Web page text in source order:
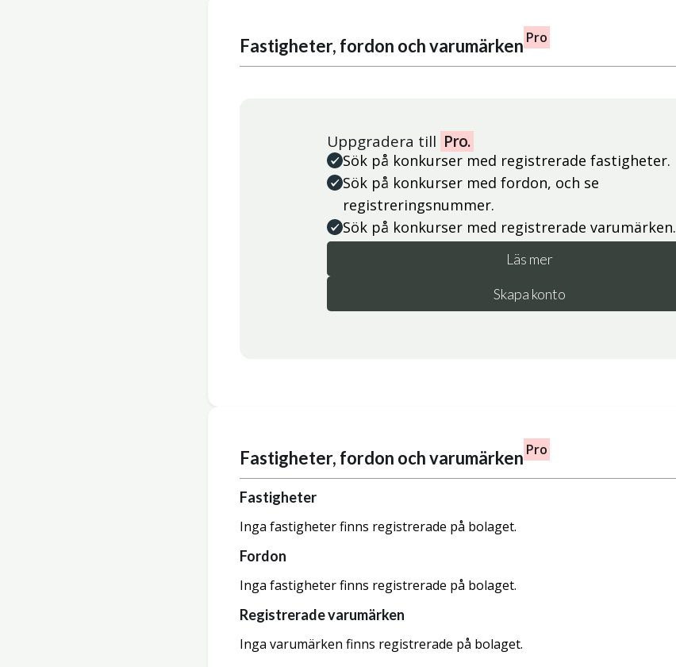
Fastigheter, fordon och varumärken Pro
Uppgradera till Pro.
Sök på konkurser med registrerade fastigheter.
Sök på konkurser med fordon, och se
registreringsnummer.
Sök på konkurser med registrerade varumärken.
Läs mer
Skapa konto
Fastigheter, fordon och varumärken Pro
Fastigheter
Inga fastigheter finns registrerade på bolaget.
Fordon
Inga fastigheter finns registrerade på bolaget.
Registrerade varumärken
Inga varumärken finns registrerade på bolaget.